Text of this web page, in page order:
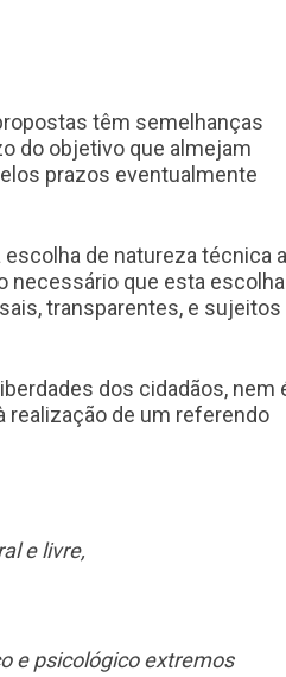
têm semelhanças
do objetivo que almejam
prazos eventualmente
de natureza técnica
necessário que esta escolha
transparentes, e sujeitos
dos cidadãos, nem
realização de um referendo
e livre,
e psicológico extremos